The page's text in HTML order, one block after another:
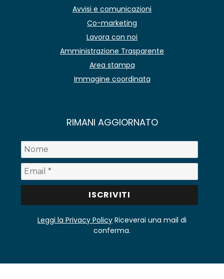
Avvisi e comunicazioni
Co-marketing
Lavora con noi
Amministrazione Trasparente
Area stampa
Immagine coordinata
RIMANI AGGIORNATO
Leggi la Privacy Policy Riceverai una mail di
conferma.